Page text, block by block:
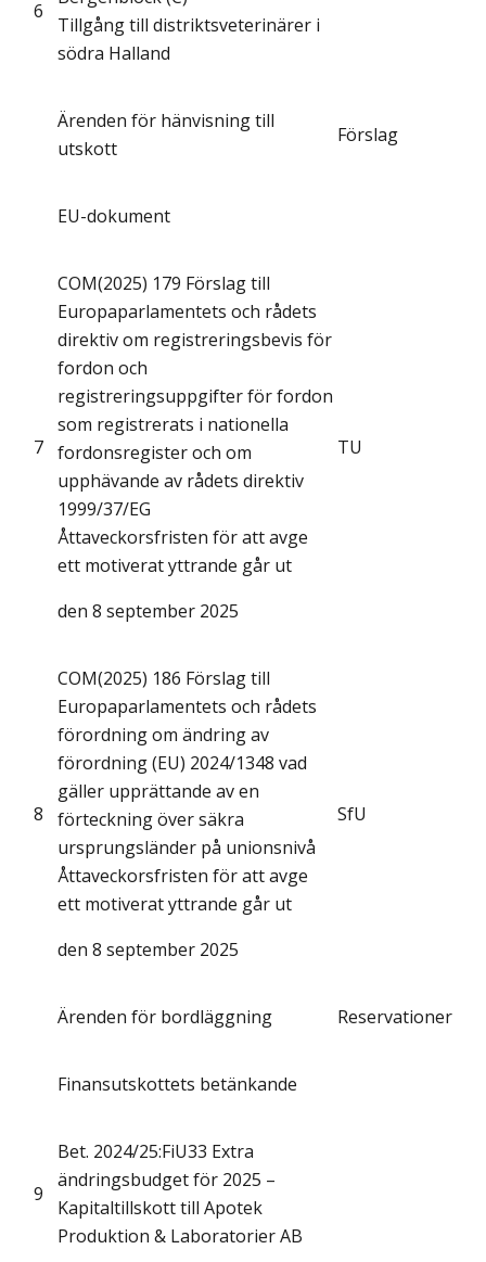
6
Tillgång till distriktsveterinärer i
södra Halland
Ärenden för hänvisning till
utskott
Förslag
EU-dokument
7
COM(2025) 179 Förslag till
Europaparlamentets och rådets
direktiv om registreringsbevis för
fordon och
registreringsuppgifter för fordon
som registrerats i nationella
fordonsregister och om
upphävande av rådets direktiv
1999/37/EG
Åttaveckorsfristen för att avge
ett motiverat yttrande går ut
den 8 september 2025
TU
8
COM(2025) 186 Förslag till
Europaparlamentets och rådets
förordning om ändring av
förordning (EU) 2024/1348 vad
gäller upprättande av en
förteckning över säkra
ursprungsländer på unionsnivå
Åttaveckorsfristen för att avge
ett motiverat yttrande går ut
den 8 september 2025
SfU
Ärenden för bordläggning Reservationer
Finansutskottets betänkande
9
Bet. 2024/25:FiU33 Extra
ändringsbudget för 2025 –
Kapitaltillskott till Apotek
Produktion & Laboratorier AB